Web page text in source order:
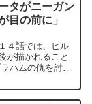
タがニーガン
目の前に」
４話では、ヒル
が描かれること